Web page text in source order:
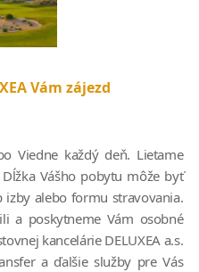
Vám zájezd
Viedne každý deň. Lietame
Vášho pobytu môže byť
alebo formu stravovania.
a poskytneme Vám osobné
kancelárie DELUXEA a.s.
a ďalšie služby pre Vás